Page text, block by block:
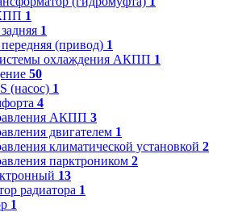
1
1
(привод) 1
охлаждения АКПП 1
50
(насос) 1
4
АКПП 3
двигателем 1
климатической установкой 2
парктроником 2
13
радиатора 1
1